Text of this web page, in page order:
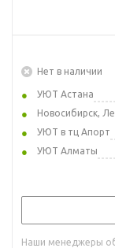
Нет в наличии
УЮТ Астана
Новосибирск,
УЮТ в тц Апорт
УЮТ Алматы
Наши менеджеры